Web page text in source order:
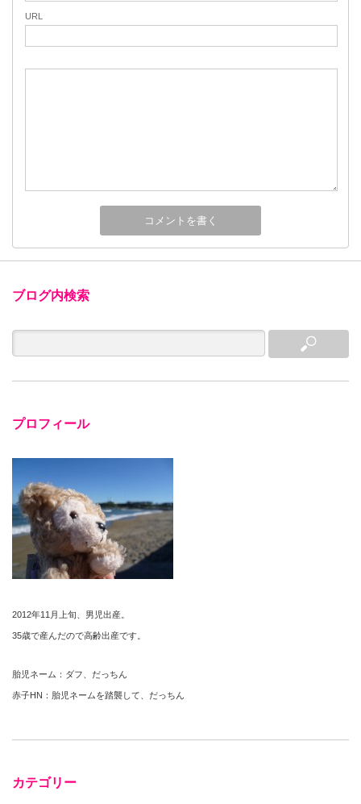
URL
ブログ内検索
プロフィール
2012年11月上旬、男児出産。
35歳で産んだので高齢出産です。
胎児ネーム：ダフ、だっちん
赤子HN：胎児ネームを踏襲して、だっちん
カテゴリー